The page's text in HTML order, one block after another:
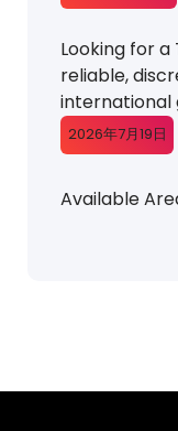
Looking for
reliable,
international
2026年7月19日
Available